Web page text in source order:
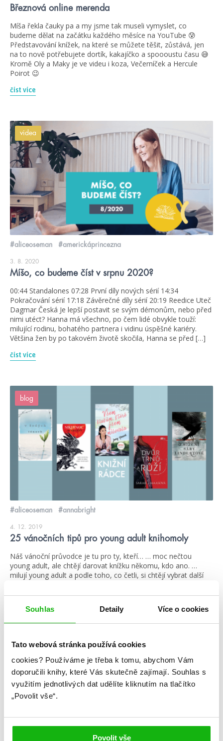
Souhlas Detaily Více o cookies
Tato webová stránka používá cookies
cookies? Používáme je třeba k tomu, abychom Vám
doporučili knihy, které Vás skutečně zajímají. Souhlas s
využitím jednotlivých dat udělíte kliknutím na tlačítko
„Povolit vše“.
Povolit vše
Březnová online merenda
Míša řekla čauky pa a my jsme tak museli vymyslet, co
budeme dělat na začátku každého měsíce na YouTube 😰
Představování knížek, na které se můžete těšit, zůstává, jen
na to nově potřebujete dortík, kakajíčko a spoooustu času 😅
Kromě Oly a Maky je ve videu i koza, Večerníček a Hercule
Poirot 😉
číst více
videa
#aliceoseman #americkáprincezna
3. 8. 2020
Míšo, co budeme číst v srpnu 2020?
00:44 Standalones 07:28 První díly nových sérií 14:34
Pokračování sérií 17:18 Závěrečné díly sérií 20:19 Reedice Uteč
Dagmar Česká Je lepší postavit se svým démonům, nebo před
nimi utéct? Hanna má všechno, po čem lidé obvykle touží:
milující rodinu, bohatého partnera i vidinu úspěšné kariéry.
Většina žen by po takovém životě skočila, Hanna se před […]
číst více
blog
#aliceoseman #annabright
4. 12. 2019
25 vánočních tipů pro young adult knihomoly
Náš vánoční průvodce je tu pro ty, kteří… … moc nečtou
young adult, ale chtějí darovat knížku někomu, kdo ano. …
milují young adult a podle toho, co četli, si chtějí vybrat další
si přečtou náš nový článek. Vybrali jsme 5 velkých young […]
číst více